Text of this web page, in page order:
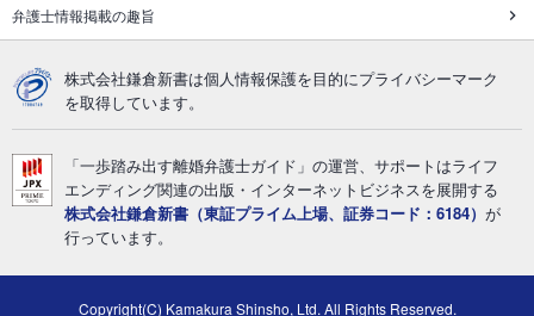
弁護士情報掲載の趣旨
株式会社鎌倉新書は個人情報保護を目的にプライバシーマーク
を取得しています。
「一歩踏み出す離婚弁護士ガイド」の運営、サポートはライフ
エンディング関連の出版・インターネットビジネスを展開する
株式会社鎌倉新書（東証プライム上場、証券コード：6184） が
行っています。
Copyright(C) Kamakura Shinsho, Ltd. All Rights Reserved.